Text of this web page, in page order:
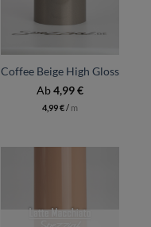
Coffee Beige High Gloss
Ab4,99€
4,99€/ m